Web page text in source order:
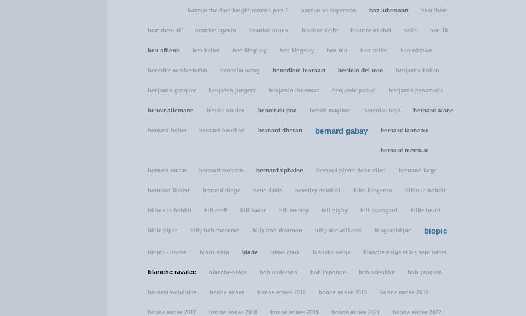
batman the dark knight returns part 2 batman vs superman baz luhrmann beat them
beat them all beatrice agenin beatrice bruno beatrice delfe beatrice michel belle ben 10
ben affleck ben heller ben kinglsey ben kingsley ben niu ben stiller ben wishaw
benedict cumberbatch benedict wong benedicte lecroart benicio del toro benjamin bollen
benjamin gasquet benjamin jungers benjamin lhommas benjamin pascal benjamin penamaria
benoit allemane benoit cauden benoit du pac benoit magimel berenice bejo bernard alane
bernard bollet bernard bouillon bernard dheran bernard gabay bernard lanneau
bernard metraux
bernard murat bernard musson bernard tiphaine bernard-pierre donnadieu bertrand farge
bertrand liebert betrand dinge bette davis beverley mitchell bibo bergeron bilbo le hobbit
bilbon le hobbit bill croft bill hader bill murray bill nighy bill skarsgard billie lourd
billie piper billy bob thornton billy bob thornton billy dee williams biographique biopic
biopic - drame bjorn stein blade blake clark blanche neige blanche neige et les sept nains
blanche ravalec blanche-neige bob anderson bob l'eponge bob odenkirk bob yangasa
bokeem woodbine bonne annee bonne annee 2012 bonne annee 2015 bonne annee 2016
bonne annee 2017 bonne annee 2018 bonne annee 2019 bonne annee 2021 bonne annee 2022